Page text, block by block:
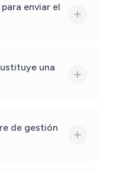
enviar el
una
de gestión